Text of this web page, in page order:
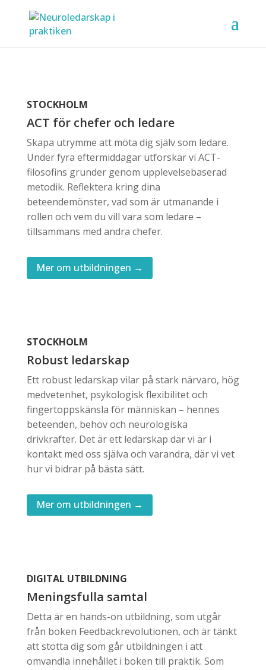
STOCKHOLM
ACT för chefer och ledare
Skapa utrymme att möta dig själv som ledare.
Under fyra eftermiddagar utforskar vi ACT-
filosofins grunder genom upplevelsebaserad
metodik. Reflektera kring dina
beteendemönster, vad som är utmanande i
rollen och vem du vill vara som ledare –
tillsammans med andra chefer.
Mer om utbildningen →
STOCKHOLM
Robust ledarskap
Ett robust ledarskap vilar på stark närvaro, hög
medvetenhet, psykologisk flexibilitet och
fingertoppskänsla för människan – hennes
beteenden, behov och neurologiska
drivkrafter. Det är ett ledarskap där vi är i
kontakt med oss själva och varandra, där vi vet
hur vi bidrar på bästa sätt.
Mer om utbildningen →
DIGITAL UTBILDNING
Meningsfulla samtal
Detta är en hands-on utbildning, som utgår
från boken Feedbackrevolutionen, och är tänkt
att stötta dig som går utbildningen i att
omvandla innehållet i boken till praktik. Som